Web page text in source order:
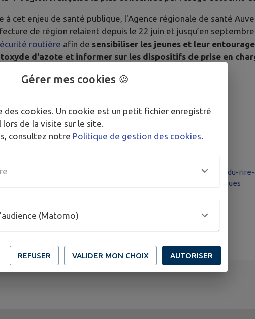
à cet enjeu de santé publique, l'Agence régionale de santé
de région relaient depuis le 22 juin et jusqu’en septembre
routière afin de sensibiliser les jeunes et leur
d'azote et informer sur les dispositifs de prise en
la pièce jointe
par Christophe JANVIER
www.securite-routiere.gouv.fr/protoxyde-dazote-passe-vite-du-rire-
www.chu-lyon.fr/document-prevention-protoxyde-azote-risques
Gérer mes cookies 🍪
des cookies. Un cookie est un petit fichier enregistré
de la visite sur le site.
consultez notre Politique de gestion des cookies.
(Matomo)
REFUSER VALIDER MON CHOIX AUTORISER